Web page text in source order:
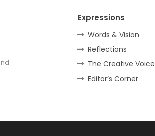
Expressions
Words & Vision
Reflections
The Creative Voice
Editor’s Corner